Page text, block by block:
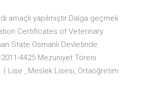
amaçlı yapılmıştır.Dalga geçmek
Certificates of Veterinary
State Osmanlı Devletinde
4425 Mezuniyet Töreni
Lise , Meslek Lisesi, Ortaöğretim